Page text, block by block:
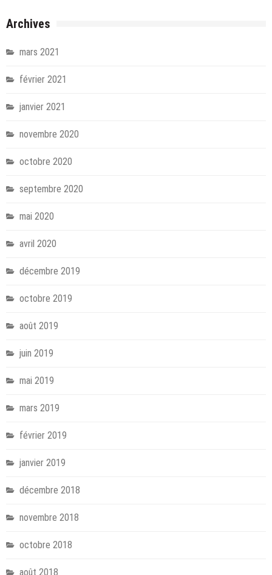
Archives
mars 2021
février 2021
janvier 2021
novembre 2020
octobre 2020
septembre 2020
mai 2020
avril 2020
décembre 2019
octobre 2019
août 2019
juin 2019
mai 2019
mars 2019
février 2019
janvier 2019
décembre 2018
novembre 2018
octobre 2018
août 2018